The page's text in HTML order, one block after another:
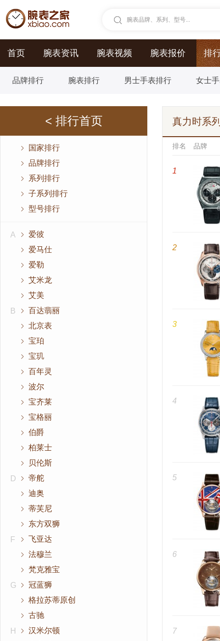
腕表品牌、系列、型号...
首页 腕表资讯 腕表视频 腕表报价 排
品牌排行 腕表排行 男士手表排行 女士
< 排行首页
国家排行
品牌排行
系列排行
子系列排行
型号排行
A
爱彼
爱马仕
爱勒
艾米龙
艾美
B
百达翡丽
北京表
宝珀
宝玑
百年灵
波尔
宝齐莱
宝格丽
伯爵
柏莱士
贝伦斯
D
帝舵
迪奥
蒂芙尼
东方双狮
F
飞亚达
法穆兰
梵克雅宝
G
冠蓝狮
格拉苏蒂原创
古驰
H
汉米尔顿
真力时系
排名 品牌
1
2
3
4
5
6
7